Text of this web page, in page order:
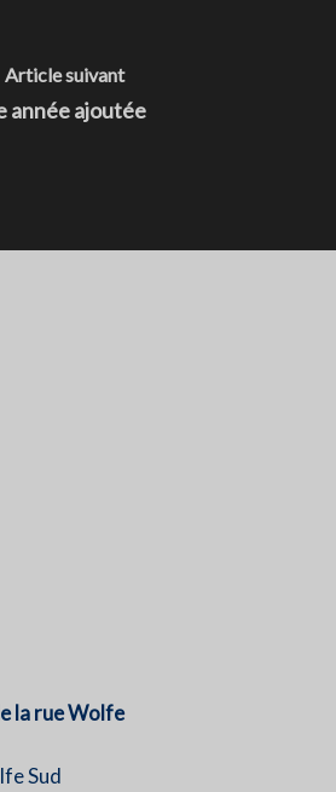
Article suivant
année ajoutée
la rue Wolfe
Sud